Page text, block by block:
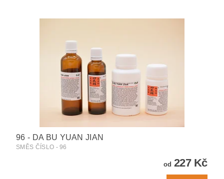
96 - DA BU YUAN JIAN
SMĚS ČÍSLO - 96
od 227 Kč